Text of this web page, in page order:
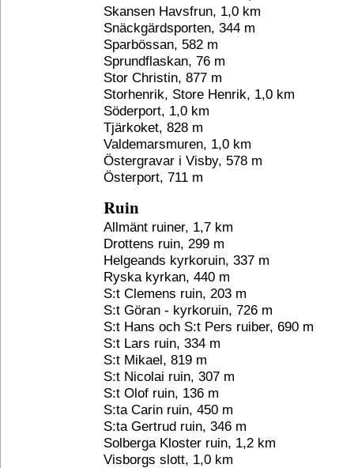
Skansen Havsfrun, 1,0 km
Snäckgärdsporten, 344 m
Sparbössan, 582 m
Sprundflaskan, 76 m
Stor Christin, 877 m
Storhenrik, Store Henrik, 1,0 km
Söderport, 1,0 km
Tjärkoket, 828 m
Valdemarsmuren, 1,0 km
Östergravar i Visby, 578 m
Österport, 711 m
Ruin
Allmänt ruiner, 1,7 km
Drottens ruin, 299 m
Helgeands kyrkoruin, 337 m
Ryska kyrkan, 440 m
S:t Clemens ruin, 203 m
S:t Göran - kyrkoruin, 726 m
S:t Hans och S:t Pers ruiber, 690 m
S:t Lars ruin, 334 m
S:t Mikael, 819 m
S:t Nicolai ruin, 307 m
S:t Olof ruin, 136 m
S:ta Carin ruin, 450 m
S:ta Gertrud ruin, 346 m
Solberga Kloster ruin, 1,2 km
Visborgs slott, 1,0 km